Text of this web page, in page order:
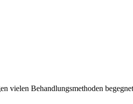
vielen Behandlungsmethoden